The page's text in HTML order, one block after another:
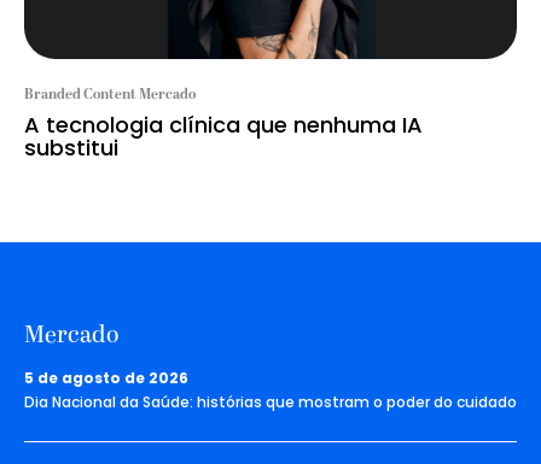
Branded Content Mercado
A tecnologia clínica que nenhuma IA
substitui
Mercado
5 de agosto de 2026
Dia Nacional da Saúde: histórias que mostram o poder do cuidado